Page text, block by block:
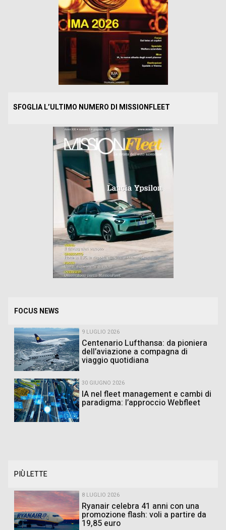
SFOGLIA L’ULTIMO NUMERO DI MISSIONFLEET
FOCUS NEWS
9 LUGLIO 2026
Centenario Lufthansa: da pioniera
dell’aviazione a compagna di
viaggio quotidiana
30 GIUGNO 2026
IA nel fleet management e cambi di
paradigma: l’approccio Webfleet
PIÙ LETTE
8 LUGLIO 2026
Ryanair celebra 41 anni con una
promozione flash: voli a partire da
19,85 euro